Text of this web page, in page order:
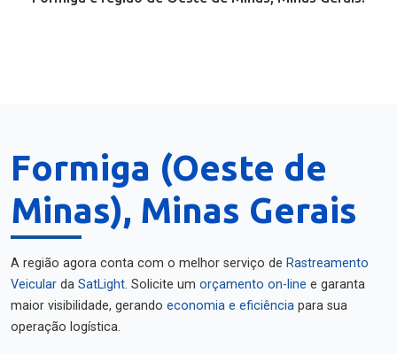
Formiga (Oeste de
Minas), Minas Gerais
A região agora conta com o melhor serviço de Rastreamento
Veicular da SatLight. Solicite um orçamento on-line e garanta
maior visibilidade, gerando economia e eficiência para sua
operação logística.